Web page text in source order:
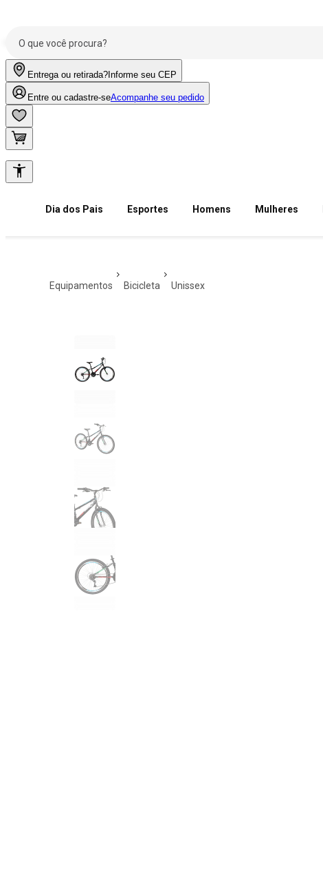
Entrega ou retirada? Informe seu CEP
Entre ou cadastre-seAcompanhe seu pedido
Dia dos Pais Esportes Homens Mulheres
equipamentos bicicleta unissex